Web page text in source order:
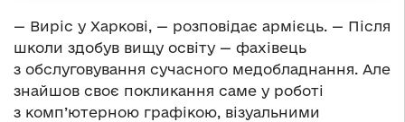
— Виріс у Харкові, — розповідає армієць. — Після
школи здобув вищу освіту — фахівець
з обслуговування сучасного медобладнання. Але
знайшов своє покликання саме у роботі
з комп’ютерною графікою, візуальними